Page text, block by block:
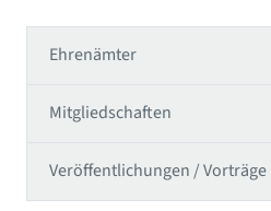
Ehrenämter
Mitgliedschaften
Veröffentlichungen / Vorträge